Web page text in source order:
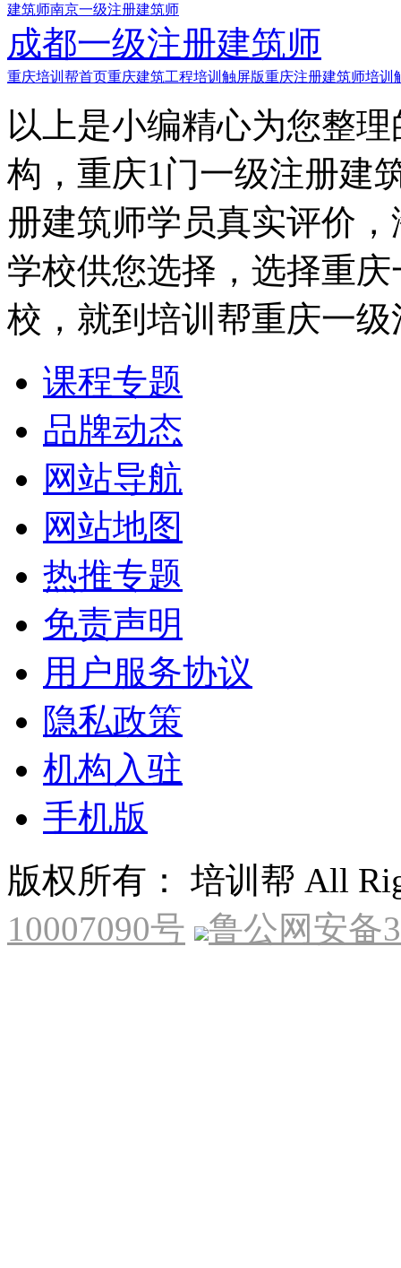
建筑师南京一级注册建筑师
成都一级注册建筑师
重庆培训帮首页重庆建筑工程培训触屏版重庆注册建筑师培训
以上是小编精心为您整
构，重庆1门一级注册建
册建筑师学员真实评价
学校供您选择，选择重
校，就到培训帮重庆一
课程专题
品牌动态
网站导航
网站地图
热推专题
免责声明
用户服务协议
隐私政策
机构入驻
手机版
版权所有： 培训帮 All
10007090号
鲁公网安备